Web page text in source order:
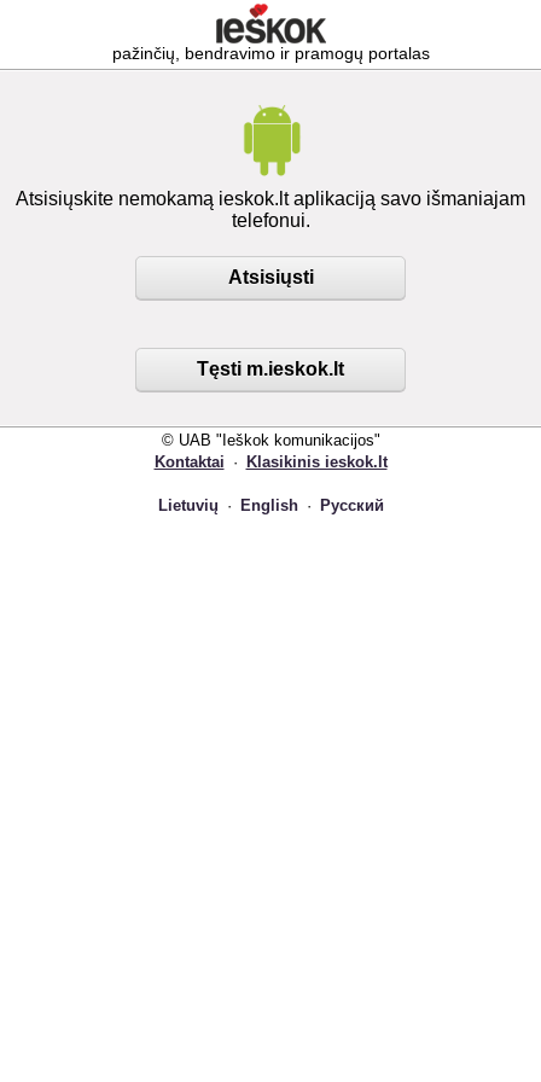
pažinčių, bendravimo ir pramogų portalas
Atsisiųskite nemokamą ieskok.lt aplikaciją savo išmaniajam
telefonui.
Atsisiųsti
Tęsti m.ieskok.lt
© UAB "Ieškok komunikacijos"
Kontaktai · Klasikinis ieskok.lt
Lietuvių · English · Русский